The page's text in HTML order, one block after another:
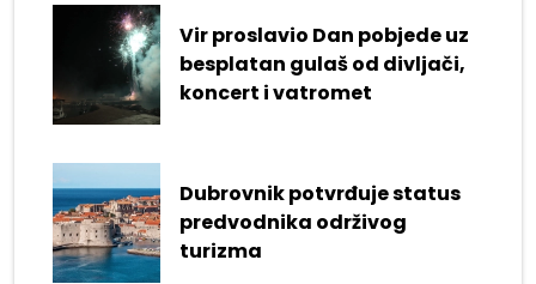
Vir proslavio Dan pobjede uz
besplatan gulaš od divljači,
koncert i vatromet
Dubrovnik potvrđuje status
predvodnika održivog
turizma